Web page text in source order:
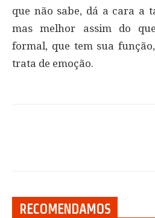
que não sabe, dá a cara a
mas melhor assim do
formal, que tem sua
trata de emoção.
RECOMENDAMOS